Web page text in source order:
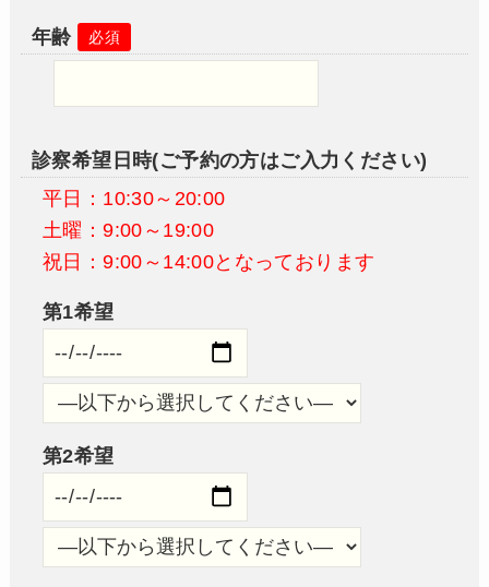
年齢 必須
診察希望日時(ご予約の方はご入力ください)
平日：10:30～20:00
土曜：9:00～19:00
祝日：9:00～14:00となっております
第1希望
第2希望